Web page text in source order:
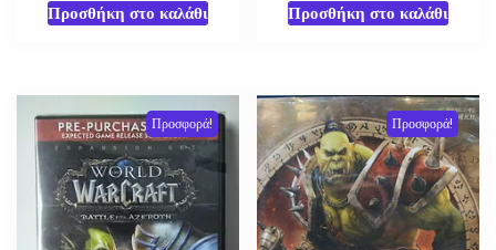
Προσθήκη στο καλάθι Προσθήκη στο καλάθι
Προσφορά! Προσφορά!